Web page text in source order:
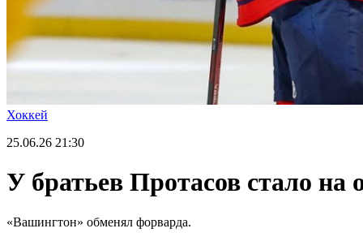
Хоккей
25.06.26 21:30
У братьев Протасов стало на
«Вашингтон» обменял форварда.